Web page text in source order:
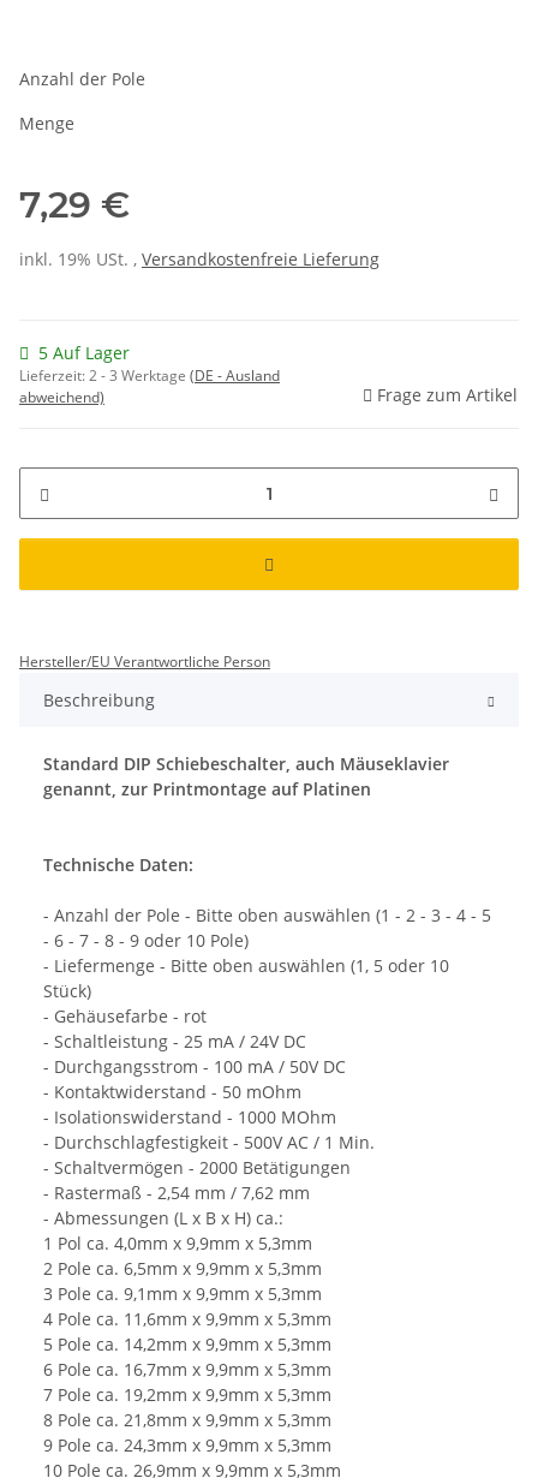
Anzahl der Pole
Menge
7,29 €
inkl. 19% USt. , Versandkostenfreie Lieferung
5 Auf Lager
Lieferzeit:2 - 3 Werktage (DE - Ausland
abweichend)
Frage zum Artikel
Hersteller/EU Verantwortliche Person
Beschreibung
Standard DIP Schiebeschalter, auch Mäuseklavier
genannt, zur Printmontage auf Platinen
Technische Daten:
- Anzahl der Pole - Bitte oben auswählen (1 - 2 - 3 - 4 - 5
- 6 - 7 - 8 - 9 oder 10 Pole)
- Liefermenge - Bitte oben auswählen (1, 5 oder 10
Stück)
- Gehäusefarbe - rot
- Schaltleistung - 25 mA / 24V DC
- Durchgangsstrom - 100 mA / 50V DC
- Kontaktwiderstand - 50 mOhm
- Isolationswiderstand - 1000 MOhm
- Durchschlagfestigkeit - 500V AC / 1 Min.
- Schaltvermögen - 2000 Betätigungen
- Rastermaß - 2,54 mm / 7,62 mm
- Abmessungen (L x B x H) ca.:
1 Pol ca. 4,0mm x 9,9mm x 5,3mm
2 Pole ca. 6,5mm x 9,9mm x 5,3mm
3 Pole ca. 9,1mm x 9,9mm x 5,3mm
4 Pole ca. 11,6mm x 9,9mm x 5,3mm
5 Pole ca. 14,2mm x 9,9mm x 5,3mm
6 Pole ca. 16,7mm x 9,9mm x 5,3mm
7 Pole ca. 19,2mm x 9,9mm x 5,3mm
8 Pole ca. 21,8mm x 9,9mm x 5,3mm
9 Pole ca. 24,3mm x 9,9mm x 5,3mm
10 Pole ca. 26,9mm x 9,9mm x 5,3mm